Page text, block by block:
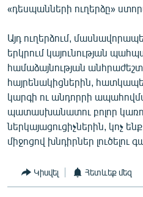
English
Русский
ՀԵՏԵՎԵՔ ՄԵԶ
«դեսպանների ուղերձը»
Այդ ուղերձում,
երկրում կայունության
համաձայնության
հայրենակիցներին,
կարգի ու անդորրի
պատասխանատու բոլոր
ներկայացուցիչներին, կոչ
միջոցով խնդիրներ լուծելու
Կիսվել Հետևեք մեզ